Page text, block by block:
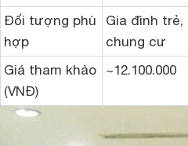
Đối tượng phù
hợp
Gia đình trẻ,
chung cư
Giá tham khảo
(VNĐ)
~12.100.000